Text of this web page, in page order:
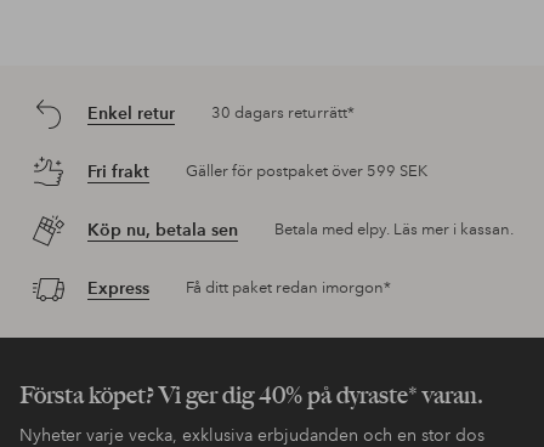
Enkel retur 30 dagars returrätt*
Fri frakt Gäller för postpaket över 599 SEK
Köp nu, betala sen Betala med elpy. Läs mer i kassan.
Express Få ditt paket redan imorgon*
Första köpet? Vi ger dig 40% på dyraste* varan.
Nyheter varje vecka, exklusiva erbjudanden och en stor dos